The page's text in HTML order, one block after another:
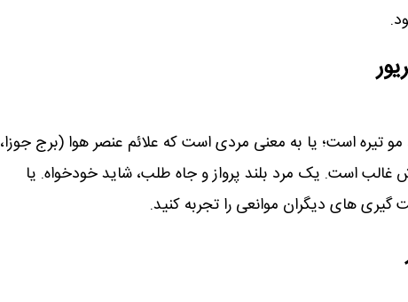
تیره است؛ یا به معنی مردی است که علائم عنصر ھوا (برج جوزا،
غالب است. یک مرد بلند پرواز و جاه طلب، شاید خودخواه. یا
ھای دیگران موانعی را تجربه کنید.